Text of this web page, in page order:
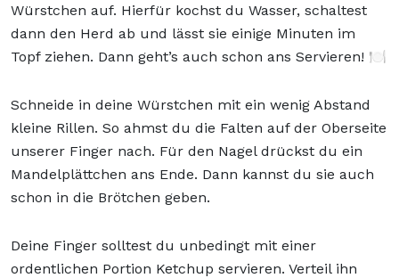
Würstchen auf. Hierfür kochst du Wasser, schaltest
dann den Herd ab und lässt sie einige Minuten im
Topf ziehen. Dann geht’s auch schon ans Servieren! 🍽️
Schneide in deine Würstchen mit ein wenig Abstand
kleine Rillen. So ahmst du die Falten auf der Oberseite
unserer Finger nach. Für den Nagel drückst du ein
Mandelplättchen ans Ende. Dann kannst du sie auch
schon in die Brötchen geben.
Deine Finger solltest du unbedingt mit einer
ordentlichen Portion Ketchup servieren. Verteil ihn